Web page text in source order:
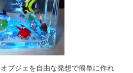
ブジェを自由な発想で簡単に作れ